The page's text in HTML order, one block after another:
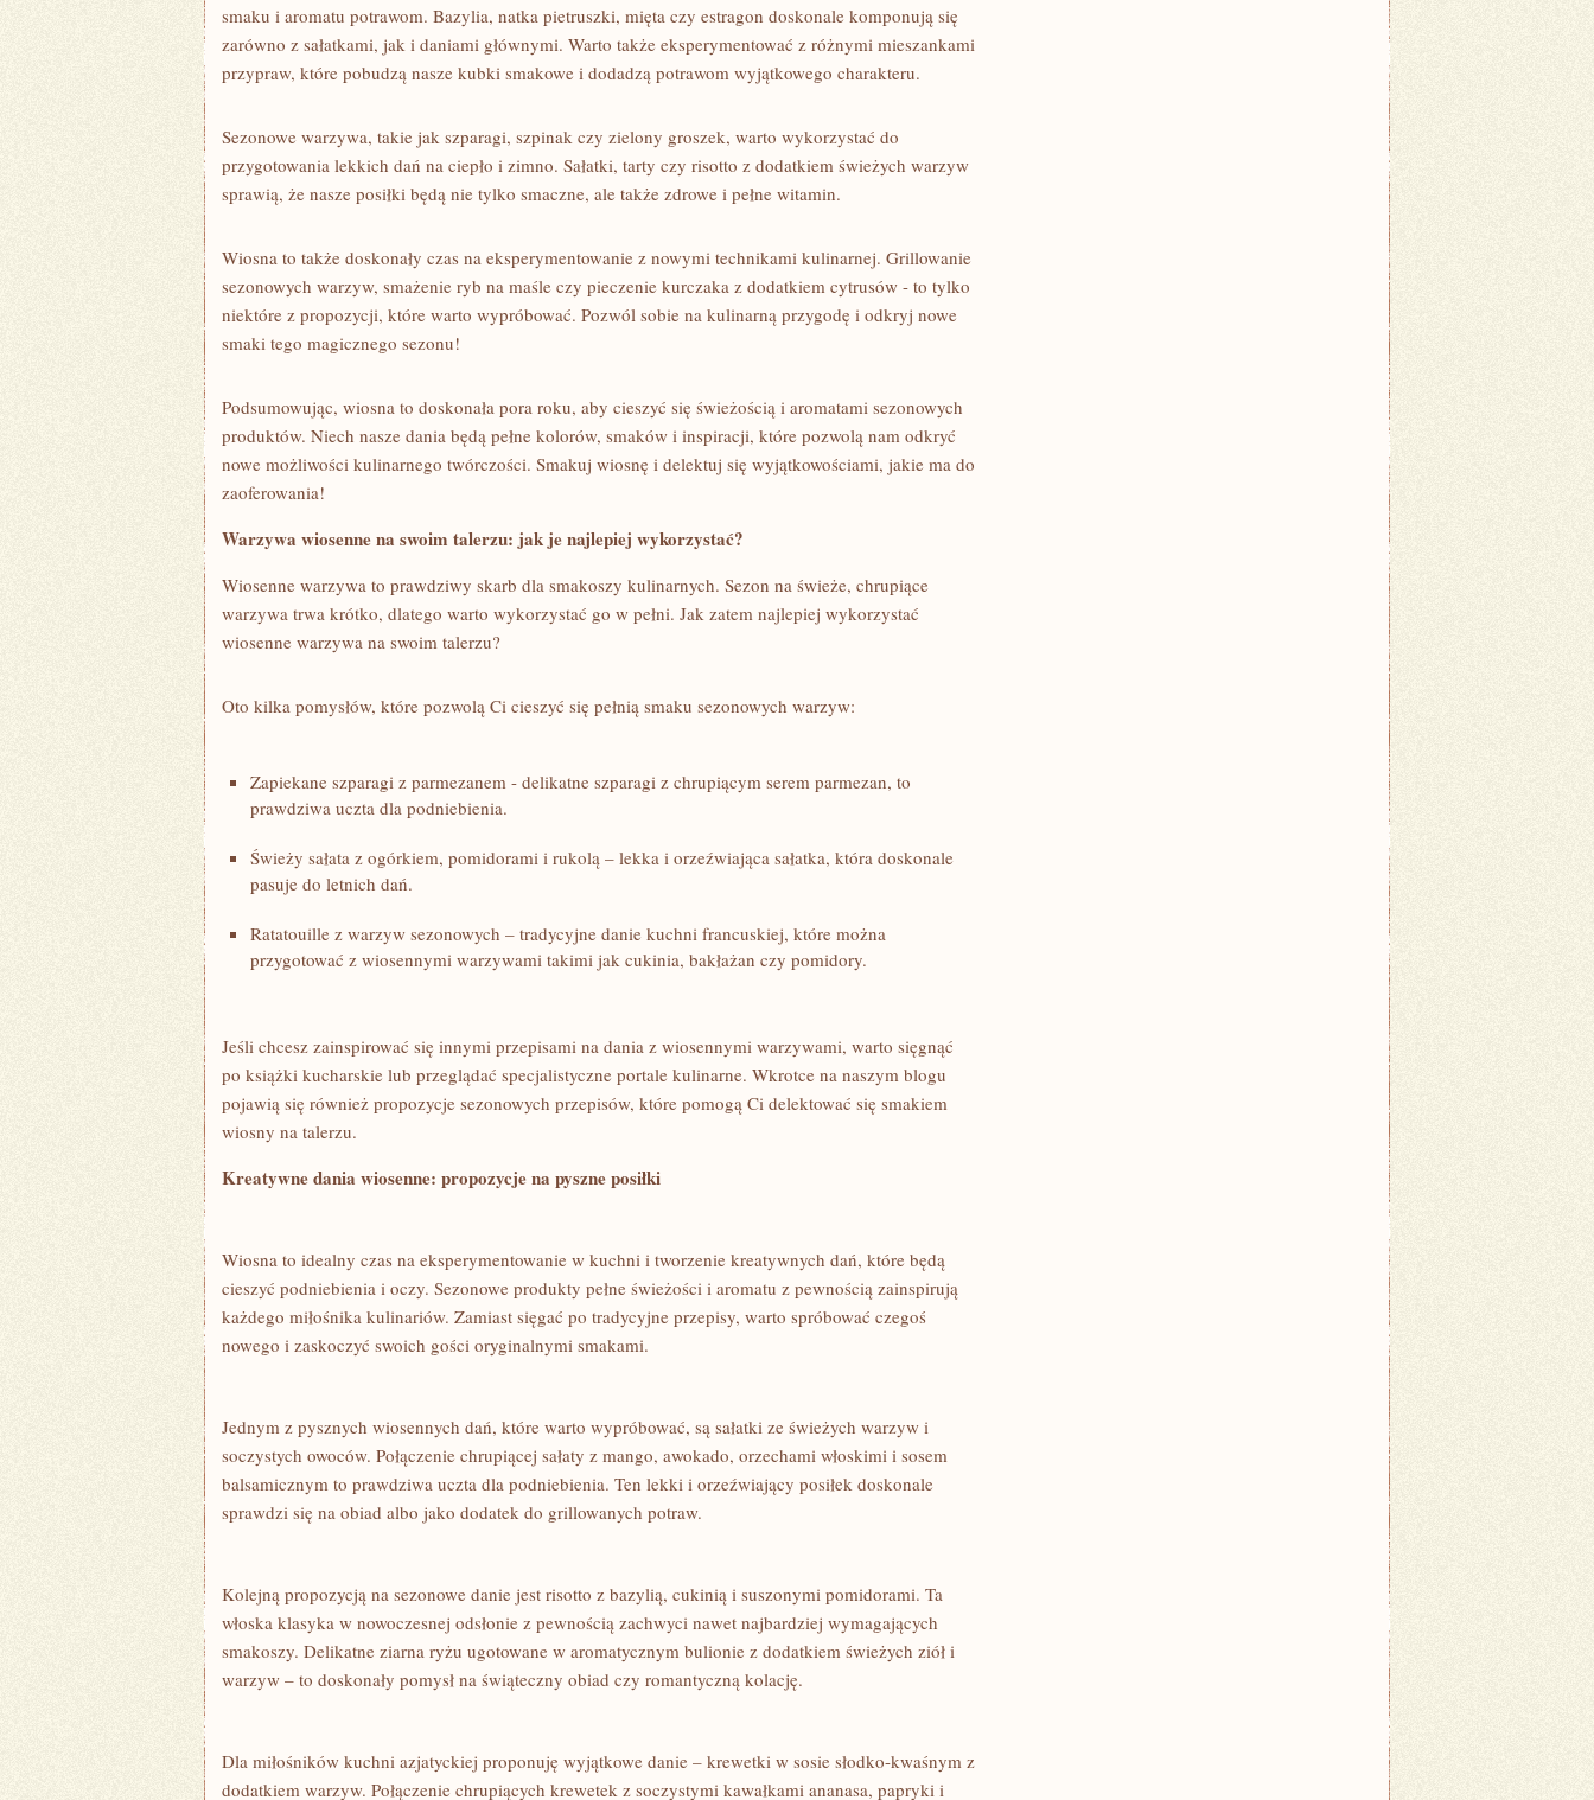
smaku i aromatu potrawom. Bazylia,‌ natka pietruszki, mięta czy estragon​ doskonale‍ komponują się
zarówno z sałatkami,‌ jak i daniami głównymi. Warto ⁣także eksperymentować z różnymi ‌mieszankami
przypraw,⁤ które pobudzą ⁣nasze​ kubki smakowe i dodadzą potrawom wyjątkowego charakteru.
Sezonowe ⁣warzywa, takie jak szparagi, szpinak czy zielony groszek, warto wykorzystać do
przygotowania lekkich dań na ‌ciepło i zimno.⁣ Sałatki, tarty czy⁣ risotto z dodatkiem świeżych warzyw
sprawią, ⁢że nasze posiłki będą nie tylko smaczne, ale także zdrowe i pełne witamin.
Wiosna to także doskonały czas na eksperymentowanie z nowymi technikami kulinarnej.‌ Grillowanie
sezonowych ⁢warzyw, smażenie ryb na maśle czy pieczenie kurczaka z⁢ dodatkiem cytrusów -​ to tylko
niektóre z propozycji, które warto wypróbować. Pozwól sobie na kulinarną przygodę i ⁢odkryj nowe
smaki​ tego magicznego sezonu!
Podsumowując, wiosna to doskonała pora ​roku, aby cieszyć się ‍świeżością ⁤i aromatami sezonowych
produktów. Niech nasze dania będą pełne kolorów, smaków i inspiracji, ‌które‌ pozwolą nam ⁢odkryć
nowe możliwości kulinarnego twórczości. Smakuj ⁤wiosnę ‍i ⁣delektuj się wyjątkowościami,⁤ jakie ma do
zaoferowania!
Warzywa wiosenne na swoim​ talerzu: jak ‌je ​najlepiej wykorzystać?
Wiosenne warzywa ⁤to ‌prawdziwy skarb dla ‌smakoszy kulinarnych.⁢ Sezon na świeże, chrupiące
warzywa ⁣trwa krótko, dlatego warto wykorzystać go ⁤w‍ pełni. Jak⁣ zatem najlepiej wykorzystać
wiosenne warzywa na⁢ swoim⁢ talerzu?
Oto‌ kilka pomysłów, które ‍pozwolą Ci cieszyć się pełnią smaku sezonowych warzyw:
Zapiekane szparagi z parmezanem ⁤- delikatne szparagi ⁤z chrupiącym serem parmezan, to
prawdziwa uczta dla podniebienia.
Świeży sałata z ogórkiem, pomidorami i rukolą – lekka i orzeźwiająca sałatka, która ‍doskonale
pasuje⁤ do ⁢letnich‌ dań.
Ratatouille z warzyw sezonowych⁢ – tradycyjne ‍danie kuchni francuskiej, które można
przygotować z wiosennymi warzywami takimi jak cukinia, bakłażan czy pomidory.
Jeśli chcesz zainspirować się innymi ⁢przepisami na dania z wiosennymi warzywami, warto⁤ sięgnąć
po książki ⁣kucharskie lub przeglądać⁣ specjalistyczne portale kulinarne. Wkrotce na naszym blogu
pojawią się również propozycje sezonowych przepisów,⁢ które pomogą Ci delektować ⁤się smakiem
wiosny na talerzu.
Kreatywne dania‌ wiosenne: propozycje na‌ pyszne posiłki
Wiosna to idealny czas na eksperymentowanie ‍w kuchni i tworzenie kreatywnych dań, które będą‍
cieszyć ⁢podniebienia i oczy.‌ Sezonowe produkty pełne świeżości i aromatu⁢ z pewnością zainspirują
każdego miłośnika ⁣kulinariów. Zamiast sięgać‌ po tradycyjne przepisy,‌ warto spróbować czegoś
nowego⁤ i zaskoczyć swoich gości oryginalnymi ‍smakami.
Jednym z pysznych wiosennych dań, które warto wypróbować, są‍ sałatki ⁤ze świeżych warzyw i
soczystych owoców. Połączenie chrupiącej ​sałaty z mango,⁣ awokado, orzechami włoskimi i sosem⁤
balsamicznym ⁢to prawdziwa uczta dla ⁢podniebienia.⁣ Ten‌ lekki i orzeźwiający posiłek doskonale
sprawdzi ‍się na obiad​ albo jako dodatek do grillowanych potraw.
Kolejną propozycją na sezonowe ‌danie jest risotto z bazylią, cukinią i suszonymi pomidorami. Ta
włoska​ klasyka ⁢w nowoczesnej odsłonie⁢ z pewnością zachwyci nawet najbardziej wymagających
smakoszy. Delikatne ziarna ryżu ugotowane w aromatycznym bulionie z dodatkiem ‌świeżych ziół i
warzyw – to doskonały pomysł na⁣ świąteczny​ obiad czy ⁣romantyczną⁤ kolację.
Dla miłośników kuchni azjatyckiej​ proponuję wyjątkowe danie – ​krewetki w sosie słodko-kwaśnym z
dodatkiem warzyw. Połączenie chrupiących krewetek‍ z soczystymi kawałkami ‌ananasa, papryki i